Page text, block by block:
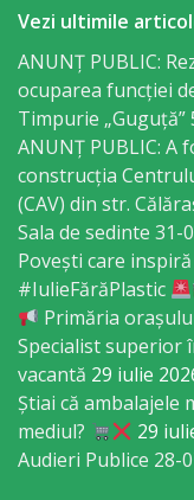
Primar
Specialist
Relații
cu
Publicul,
Operator
CISC
Vezi ultimile
ANUNȚ PUBLIC:
ocuparea funcției
Timpurie „Guguță”
ANUNȚ PUBLIC: A
construcția
(CAV) din str.
Sala de sedinte 31-
Povești care
#IulieFărăPlastic
Primăria
Specialist superior
vacantă 29 iulie
Știai că ambalajele
mediul?
29
Audieri Publice 28-